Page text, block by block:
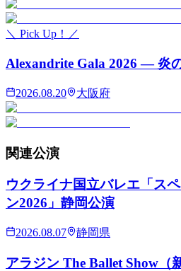
＼ Pick Up！／
Alexandrite Gala 2026 — 炎
2026.08.20 大阪府
関連公演
ウクライナ国立バレエ「ス
ン2026」静岡公演
2026.08.07 静岡県
アラジン The Ballet Show（